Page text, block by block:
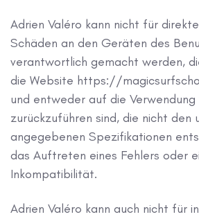
Adrien Valéro kann nicht für
Schäden an den Geräten des
verantwortlich gemacht werden,
die Website https://
und entweder auf die
zurückzuführen sind, die nicht den
angegebenen Spezifikationen
das Auftreten eines Fehlers oder
Inkompatibilität.
Adrien Valéro kann auch nicht für